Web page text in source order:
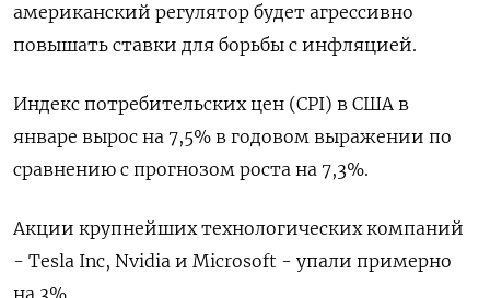
американский регулятор будет агрессивно
повышать ставки для борьбы с инфляцией.
Индекс потребительских цен (CPI) в США в
январе вырос на 7,5%​ в годовом выражении по
сравнению с прогнозом роста на 7,3%.
Акции крупнейших технологических компаний
- Tesla Inc, Nvidia и Microsoft - упали примерно